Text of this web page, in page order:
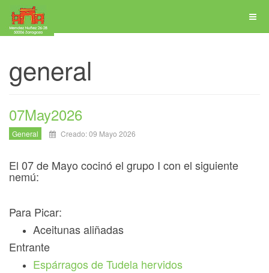
general
07May2026
General Creado: 09 Mayo 2026
El 07 de Mayo cocinó el grupo I con el siguiente
nemú:
Para Picar:
Aceitunas aliñadas
Entrante
Espárragos de Tudela hervidos